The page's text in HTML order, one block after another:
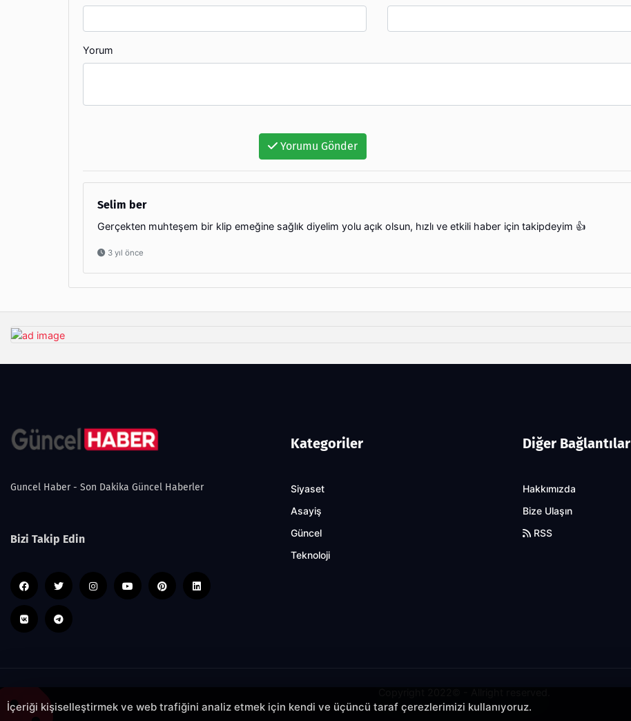
Yorum
Yorumu Gönder
Selim ber
Gerçekten muhteşem bir klip emeğine sağlık diyelim yolu açık olsun, hızlı ve etkili haber için takipdeyim 👍
3 yıl önce
Guncel Haber - Son Dakika Güncel Haberler
Bizi Takip Edin
Kategoriler
Siyaset
Asayiş
Güncel
Teknoloji
Diğer Bağlantılar
Hakkımızda
Bize Ulaşın
RSS
İçeriği kişiselleştirmek ve web trafiğini analiz etmek için kendi ve üçüncü taraf çerezlerimizi kullanıyoruz.